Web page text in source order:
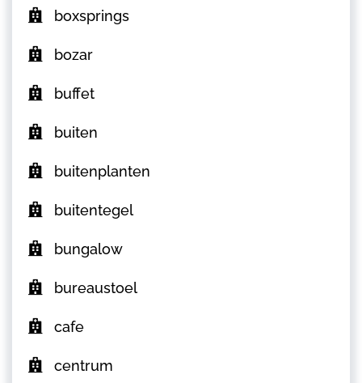
boxsprings
bozar
buffet
buiten
buitenplanten
buitentegel
bungalow
bureaustoel
cafe
centrum